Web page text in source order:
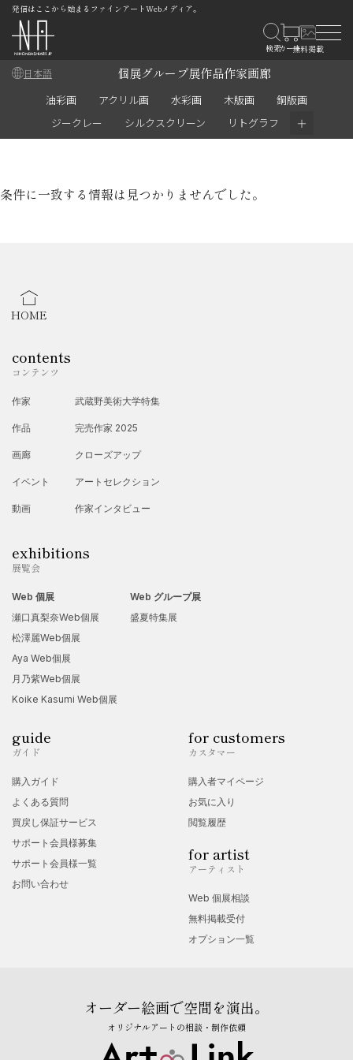
発信はここから始まるファインアートWebメディア。
日本語 個展グループ展作品作家画廊
油彩画 アクリル画 水彩画 木版画
銅版画
ジークレー
シルクスクリーン リトグラフ ＋
条件に一致する情報は見つかりませんでした。
HOME
contents
コンテンツ
作家
作品
画廊
イベント
動画
武蔵野美術大学特集
完売作家 2025
クローズアップ
アートセレクション
作家インタビュー
exhibitions
展覧会
Web 個展
瀬口真梨奈Web個展
松澤麗Web個展
Aya Web個展
月乃紫Web個展
Koike Kasumi Web個展
Web グループ展
盛夏特集展
guide
ガイド
購入ガイド
よくある質問
買戻し保証サービス
サポート会員様募集
サポート会員様一覧
お問い合わせ
for customers
カスタマー
購入者マイページ
お気に入り
閲覧履歴
for artist
アーティスト
Web 個展相談
無料掲載受付
オプション一覧
オーダー絵画で空間を演出。
オリジナルアートの相談・制作依頼